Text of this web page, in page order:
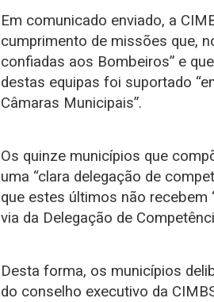
Em comunicado enviado, a
cumprimento de missões que,
confiadas aos Bombeiros” e
destas equipas foi suportado
Câmaras Municipais”.
Os quinze municípios que
uma “clara delegação de
que estes últimos não recebem
via da Delegação de
Desta forma, os municípios
do conselho executivo da